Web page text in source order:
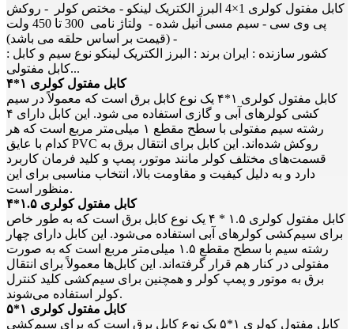
کابل مفتول کولری 1×4 البرز الکتریک لینکو - مختص کولر - روکش
پی وی سی - سیم مسی آنیل شده - ولتاژ نامی 300 تا 450 ولت
- (قیمت بر اساس حلقه می باشد)
کشور سازنده : ایران برند : البرز الکتریک لینکو نوع سیم و کابل :
کابل مفتولی...
کابل مفتول کولری ۱*۴
کابل مفتول کولری ۱*۴ یک نوع کابل برق است که معمولاً در سیم
کشی کولرهای آبی و گازی استفاده می شود. این کابل دارای ۴
رشته سیم مفتولی با سطح مقطع ۱ میلی‌متر مربع است که هر
کدام با عایق PVC روکش شده‌اند. این کابل برای انتقال برق به
قسمت‌های مختلف کولر مانند موتور، پمپ و کلید فرمان کاربرد
دارد و به دلیل کیفیت و مقاومت بالا، انتخاب مناسبی برای این
منظور است.
کابل مفتول کولری ۱.۵*۴
کابل مفتول کولری ۱.۵ * ۴ یک نوع کابل برق است که به طور خاص
برای سیم‌کشی کولرهای آبی استفاده می‌شود. این کابل دارای چهار
رشته سیم با سطح مقطع ۱.۵ میلی‌متر مربع است که به صورت
مفتولی در کنار هم قرار گرفته‌اند. این کابل‌ها معمولاً برای انتقال
برق به موتور و پمپ کولر و همچنین برای سیم‌کشی کلید کنترل
کولر استفاده می‌شوند.
کابل مفتول کولری ۱*۵
کابل مفتول کولری ۱*۵ یک نوع کابل برق است که برای سیم‌کشی